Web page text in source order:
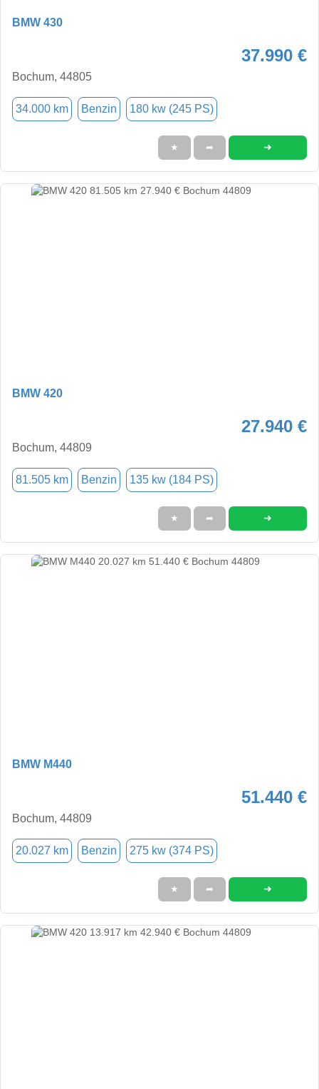
BMW 430
37.990 €
Bochum, 44805
34.000 km Benzin 180 kw (245 PS)
★ ➦ ➜
BMW 420
27.940 €
Bochum, 44809
81.505 km Benzin 135 kw (184 PS)
★ ➦ ➜
BMW M440
51.440 €
Bochum, 44809
20.027 km Benzin 275 kw (374 PS)
★ ➦ ➜